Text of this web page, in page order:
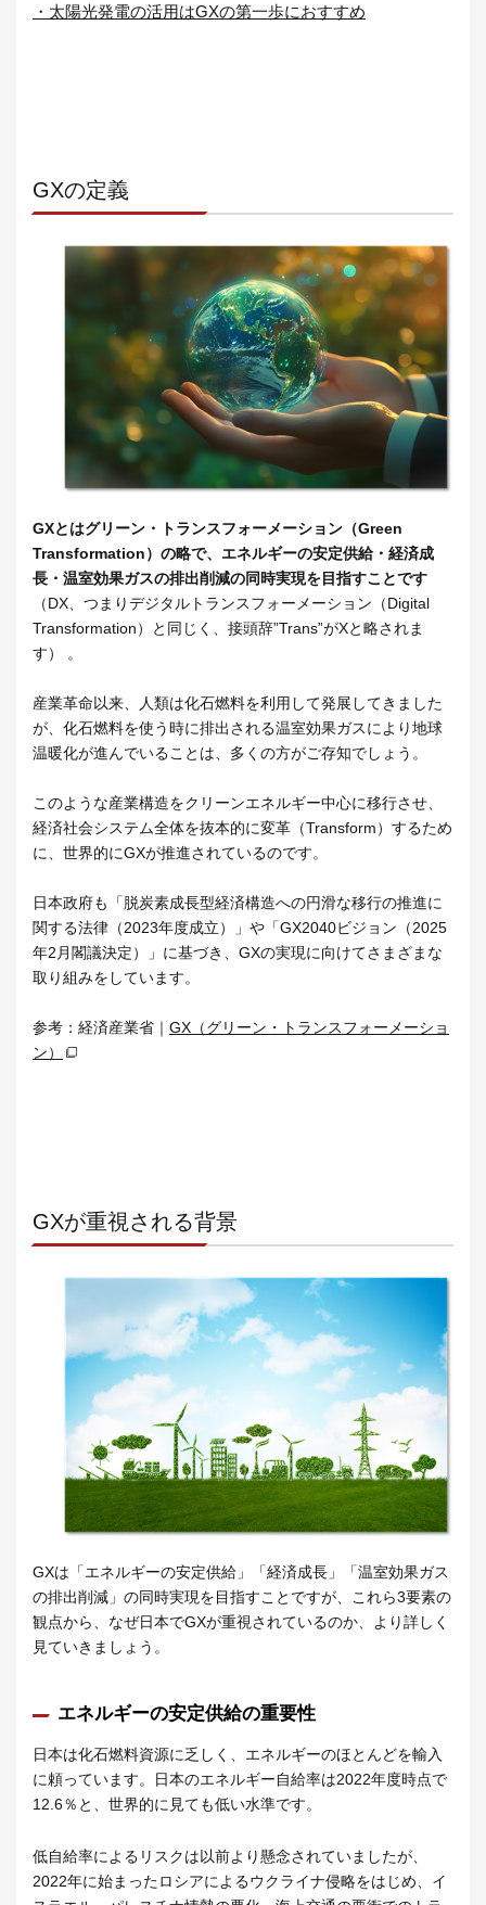
・太陽光発電の活用はGXの第一歩におすすめ
GXの定義
GXとはグリーン・トランスフォーメーション（Green
Transformation）の略で、エネルギーの安定供給・経済成
長・温室効果ガスの排出削減の同時実現を目指すことです
（DX、つまりデジタルトランスフォーメーション（Digital
Transformation）と同じく、接頭辞”Trans”がXと略されま
す） 。
産業革命以来、人類は化石燃料を利用して発展してきました
が、化石燃料を使う時に排出される温室効果ガスにより地球
温暖化が進んでいることは、多くの方がご存知でしょう。
このような産業構造をクリーンエネルギー中心に移行させ、
経済社会システム全体を抜本的に変革（Transform）するため
に、世界的にGXが推進されているのです。
日本政府も「脱炭素成長型経済構造への円滑な移行の推進に
関する法律（2023年度成立）」や「GX2040ビジョン（2025
年2月閣議決定）」に基づき、GXの実現に向けてさまざまな
取り組みをしています。
参考：経済産業省｜ GX（グリーン・トランスフォーメーショ
ン）
GXが重視される背景
GXは「エネルギーの安定供給」「経済成長」「温室効果ガス
の排出削減」の同時実現を目指すことですが、これら3要素の
観点から、なぜ日本でGXが重視されているのか、より詳しく
見ていきましょう。
エネルギーの安定供給の重要性
日本は化石燃料資源に乏しく、エネルギーのほとんどを輸入
に頼っています。日本のエネルギー自給率は2022年度時点で
12.6％と、世界的に見ても低い水準です。
低自給率によるリスクは以前より懸念されていましたが、
2022年に始まったロシアによるウクライナ侵略をはじめ、イ